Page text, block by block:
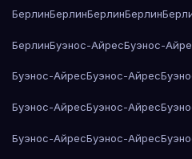
БерлинБерлинБерлинБерлин
БерлинБуэнос-АйресБуэнос-
Буэнос-АйресБуэнос-Айрес
Буэнос-АйресБуэнос-Айрес
Буэнос-АйресБуэнос-Айрес